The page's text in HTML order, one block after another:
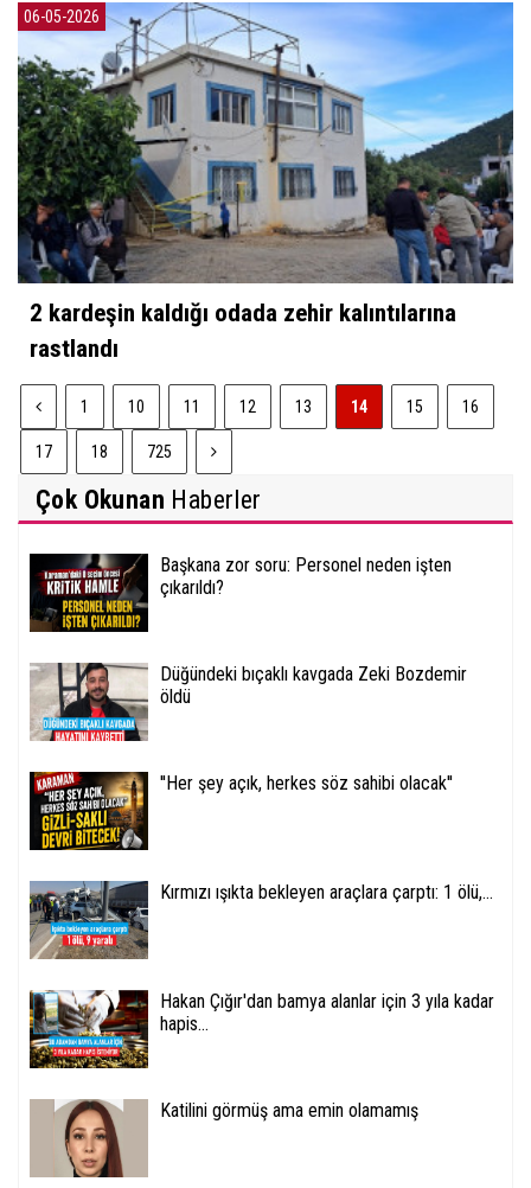
06-05-2026
2 kardeşin kaldığı odada zehir kalıntılarına
rastlandı
1 10 11 12 13 14 15 16
17 18 725
Çok Okunan Haberler
Başkana zor soru: Personel neden işten
çıkarıldı?
Düğündeki bıçaklı kavgada Zeki Bozdemir
öldü
''Her şey açık, herkes söz sahibi olacak''
Kırmızı ışıkta bekleyen araçlara çarptı: 1 ölü,...
Hakan Çığır'dan bamya alanlar için 3 yıla kadar
hapis...
Katilini görmüş ama emin olamamış